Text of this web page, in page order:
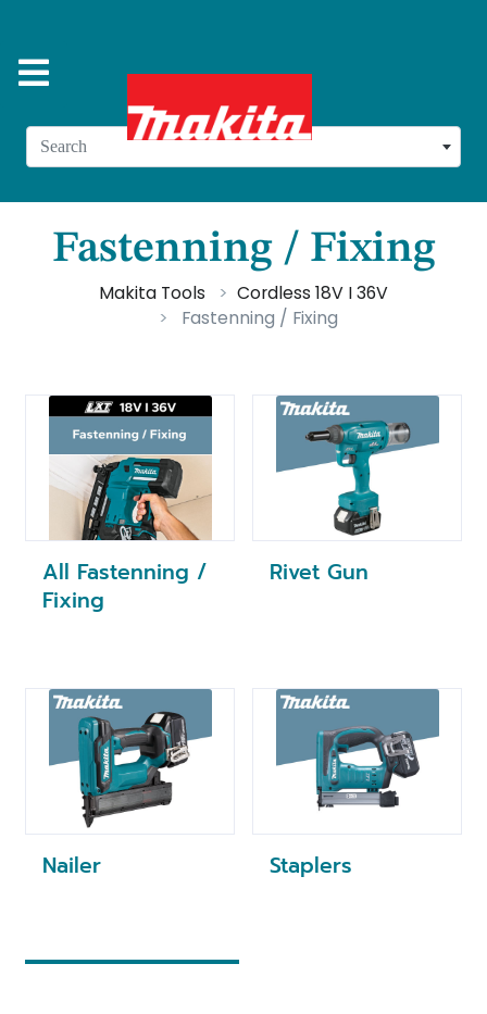
Search
Fastenning / Fixing
Makita Tools
Cordless 18V I 36V
Fastenning / Fixing
All Fastenning /
Fixing
Nailer
Rivet Gun
Staplers